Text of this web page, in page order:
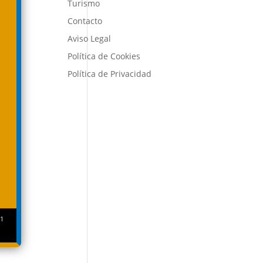
1
Turismo
Contacto
Aviso Legal
Política de Cookies
Política de Privacidad